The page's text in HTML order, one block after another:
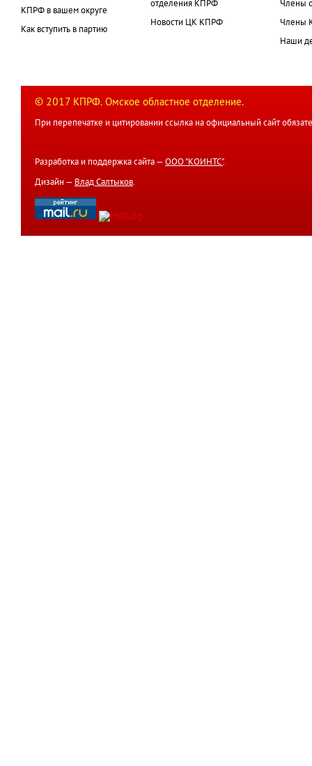
КПРФ в вашем округе
Как вступить в партию
отделения КПРФ
Новости ЦК КПРФ
Члены
Члены
Наши
© 2017 КПРФ. Омское областное отделение.
При перепечатке и цитировании ссылка на официальный сайт
Разработка и поддержка сайта — ООО "КОИНТС".
Дизайн — Влад Салтыков.